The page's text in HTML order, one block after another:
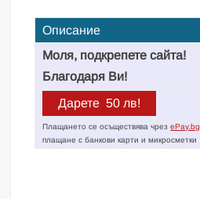
Описание
Моля, подкрепете сайта!
Благодаря Ви!
Плащането се осъществява чрезePay.bg
плащане с банкови карти и микросметки